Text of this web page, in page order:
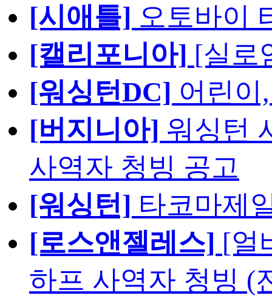
[시애틀] 오토바이
[캘리포니아] [실로
[워싱턴DC] 어린이
[버지니아] 워싱턴
사역자 청빙 공고
[워싱턴] 타코마제
[로스앤젤레스] [얼
하프 사역자 청빙 (